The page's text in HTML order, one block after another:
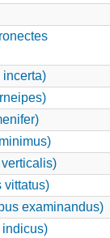
incerta)
vittatus)
examinandus)